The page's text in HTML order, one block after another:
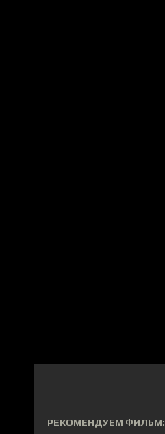
РЕКОМЕНДУЕМ ФИЛЬМ: